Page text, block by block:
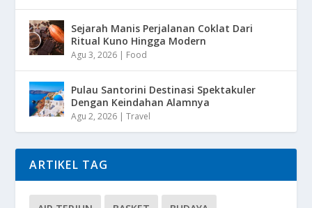
Sejarah Manis Perjalanan Coklat Dari
Ritual Kuno Hingga Modern
Agu 3, 2026 | Food
Pulau Santorini Destinasi Spektakuler
Dengan Keindahan Alamnya
Agu 2, 2026 |Travel
ARTIKEL TAG